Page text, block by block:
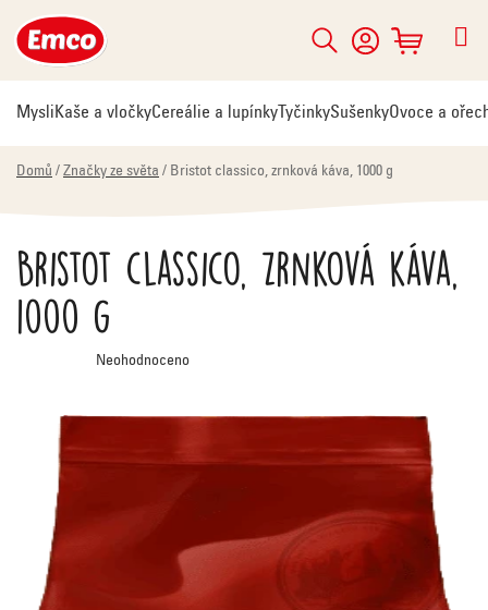
na
obsah
Hledat
NÁKUPNÍ
KOŠÍK
MysliKaše a vločkyCereálie a lupínky TyčinkySušenkyOvoce a
Domů / Značky ze světa / Bristot classico, zrnková káva, 1000 g
Bristot classico, zrnková káva,
1000 g
Průměrné
hodnocení
5
Neohodnoceno